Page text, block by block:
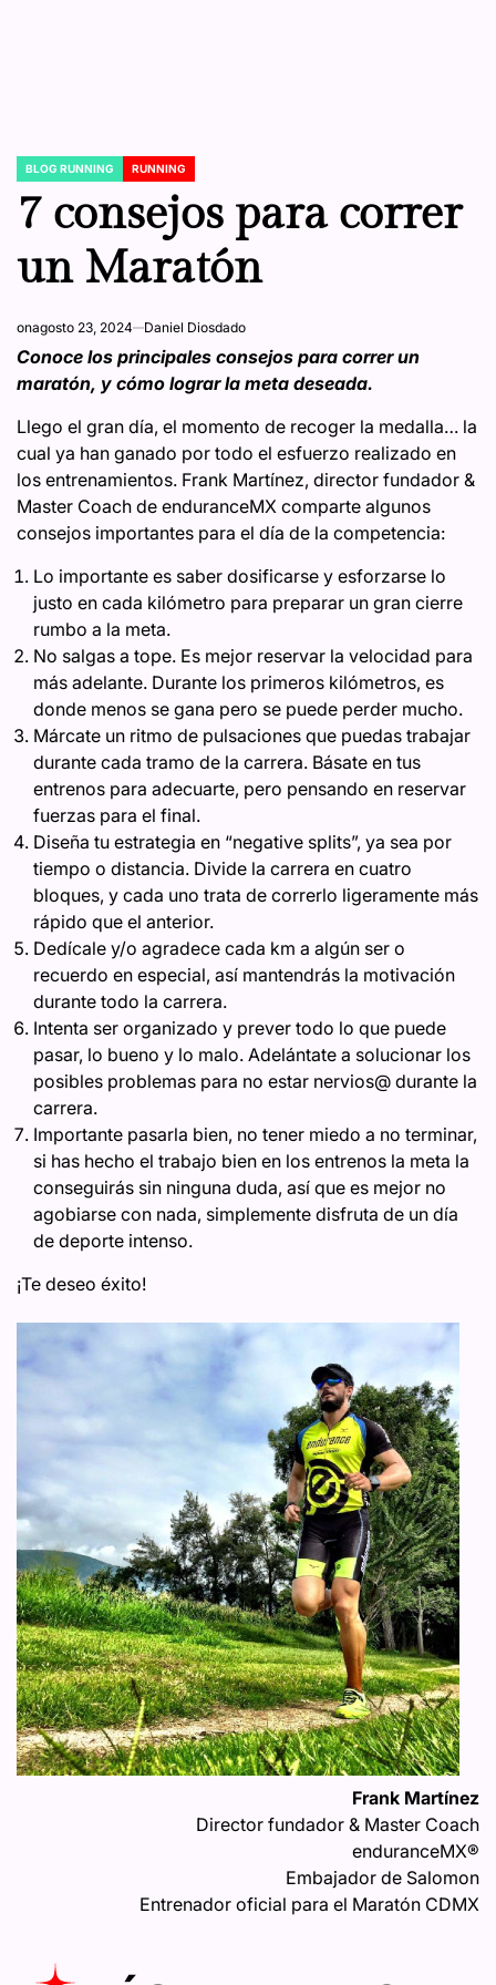
POSTED
BLOG RUNNING RUNNING
7 consejos para correr
un Maratón
onagosto 23, 2024 Daniel Diosdado
Conoce los principales consejos para correr un
maratón, y cómo lograr la meta deseada.
Llego el gran día, el momento de recoger la medalla… la
cual ya han ganado por todo el esfuerzo realizado en
los entrenamientos. Frank Martínez, director fundador &
Master Coach de enduranceMX comparte algunos
consejos importantes para el día de la competencia:
Lo importante es saber dosificarse y esforzarse lo
justo en cada kilómetro para preparar un gran cierre
rumbo a la meta.
No salgas a tope. Es mejor reservar la velocidad para
más adelante. Durante los primeros kilómetros, es
donde menos se gana pero se puede perder mucho.
Márcate un ritmo de pulsaciones que puedas trabajar
durante cada tramo de la carrera. Básate en tus
entrenos para adecuarte, pero pensando en reservar
fuerzas para el final.
Diseña tu estrategia en “negative splits”, ya sea por
tiempo o distancia. Divide la carrera en cuatro
bloques, y cada uno trata de correrlo ligeramente más
rápido que el anterior.
Dedícale y/o agradece cada km a algún ser o
recuerdo en especial, así mantendrás la motivación
durante todo la carrera.
Intenta ser organizado y prever todo lo que puede
pasar, lo bueno y lo malo. Adelántate a solucionar los
posibles problemas para no estar nervios@ durante la
carrera.
Importante pasarla bien, no tener miedo a no terminar,
si has hecho el trabajo bien en los entrenos la meta la
conseguirás sin ninguna duda, así que es mejor no
agobiarse con nada, simplemente disfruta de un día
de deporte intenso.
¡Te deseo éxito!
Frank Martínez
Director fundador & Master Coach
enduranceMX®
Embajador de Salomon
Entrenador oficial para el Maratón CDMX